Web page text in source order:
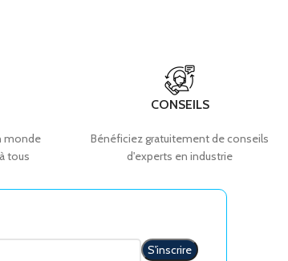
monde
tous
CONSEILS
Bénéficiez gratuitement de conseils
d'experts en industrie